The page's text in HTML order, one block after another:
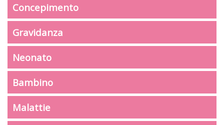
Concepimento
Gravidanza
Neonato
Bambino
Malattie